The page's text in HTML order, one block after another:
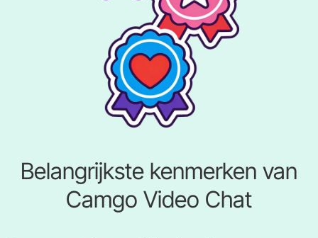
Belangrijkste kenmerken van
Camgo Video Chat